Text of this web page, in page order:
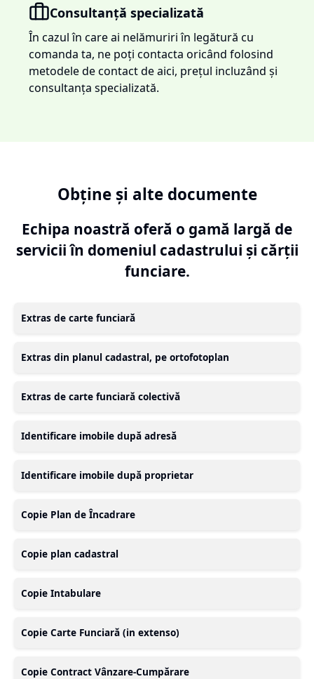
Consultanță specializată
În cazul în care ai nelămuriri în legătură cu
comanda ta, ne poți contacta oricând folosind
metodele de contact de aici, prețul incluzând și
consultanța specializată.
Obține și alte documente
Echipa noastră oferă o gamă largă de
servicii în domeniul cadastrului și cărții
funciare.
Extras de carte funciară
Extras din planul cadastral, pe ortofotoplan
Extras de carte funciară colectivă
Identificare imobile după adresă
Identificare imobile după proprietar
Copie Plan de Încadrare
Copie plan cadastral
Copie Intabulare
Copie Carte Funciară (in extenso)
Copie Contract Vânzare-Cumpărare